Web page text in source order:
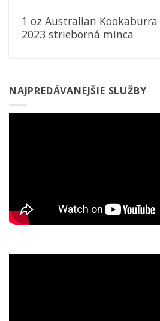
1 oz Australian Kookaburra
2023 strieborná minca
NAJPREDÁVANEJŠIE SLUŽBY